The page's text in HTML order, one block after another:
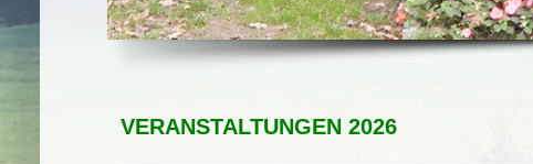
VERANSTALTUNGEN 2026